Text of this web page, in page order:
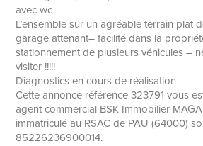
avec wc
L’ensemble sur un agréable terrain plat
garage attenant– facilité dans la
stationnement de plusieurs véhicules –
visiter !!!!!
Diagnostics en cours de réalisation
Cette annonce référence 323791 vous
agent commercial BSK Immobilier
immatriculé au RSAC de PAU (64000)
85226236900014.